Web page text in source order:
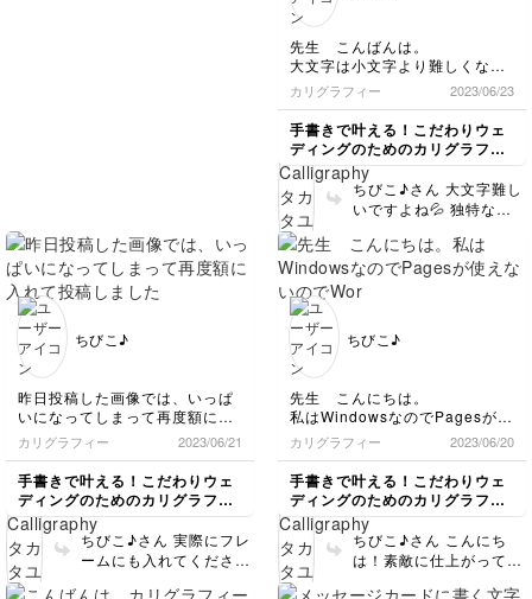
先生 こんばんは。
大文字は小文字より難しくなっ
てバランスがなかなか取れない
です。
先生からのアドバイスを動画を
見ながら自分なりに記入しなが
ら、繰り返し練習をしていま
す。
優雅な文字が綺麗にスラスラ書
けるのを目標に隙間時間に頑張
ります☺
カリグラフィー 2023/06/23
手書きで叶える！こだわりウェ
ディングのためのカリグラフィ
ー講座
ちびこ♪さん 大文字難し
いですよね💦 独特な形
らトレーシングペーパー
などを載せて上からなぞ
る練習が効果的です！ど
ながら書いてみると、さ
☺️沢山練習してくださっ
て嬉しいです✨
ちびこ♪
昨日投稿した画像では、いっぱ
いになってしまって再度額に入
れて投稿しました。
先生のお手本を参考にして、作
ってみました。いろんなウエル
カムボードが作れそうなので、
今度は、ワークショップ等で使
うボードを作ってみようと思い
ます☺
カリグラフィー 2023/06/21
手書きで叶える！こだわりウェ
ディングのためのカリグラフィ
ー講座
ちびこ♪さん 実際にフレ
ームにも入れてくださっ
ちびこ♪
先生 こんにちは。
私はWindowsなのでPagesが使
えないのでWordで作ってみまし
た。
文字が練習しても上手に書けな
くて苦戦中です。
隙間時間に、練習しています。
カリグラフィー 2023/06/20
手書きで叶える！こだわりウェ
ディングのためのカリグラフィ
ー講座
ちびこ♪さん こんにち
は！素敵に仕上がってま